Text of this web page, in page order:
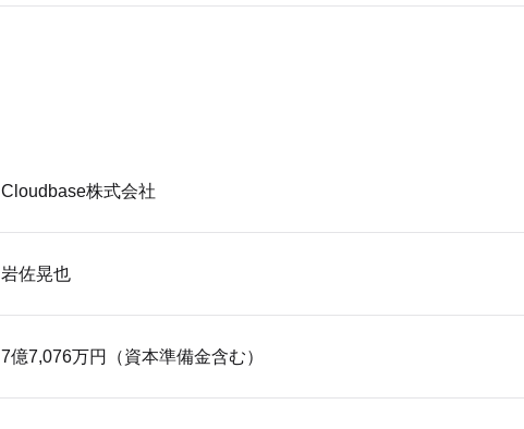
Cloudbase株式会社
岩佐晃也
7億7,076万円（資本準備金含む）